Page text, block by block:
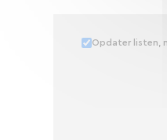
Opdater listen,